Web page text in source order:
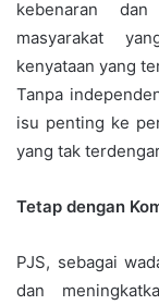
kebenaran
masyarakat
kenyataan yang
Tanpa
isu penting ke
yang tak
Tetap dengan
PJS, sebagai
dan